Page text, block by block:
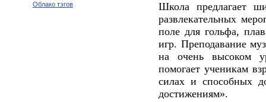
Облако тэгов
Школа предлагает
развлекательных
поле для гольфа,
игр. Преподавание
на очень высоком
помогает ученикам
силах и способных
достижениям».